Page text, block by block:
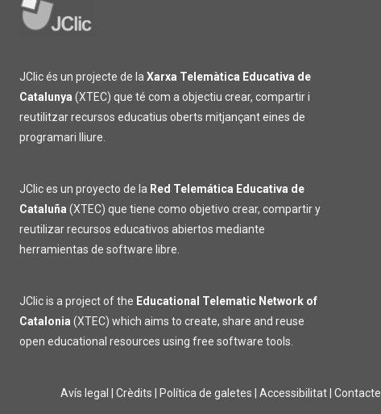
JClic és un projecte de la Xarxa Telemàtica Educativa de
Catalunya (XTEC) que té com a objectiu crear, compartir i
reutilitzar recursos educatius oberts mitjançant eines de
programari lliure.
JClic es un proyecto de la Red Telemática Educativa de
Cataluña (XTEC) que tiene como objetivo crear, compartir y
reutilizar recursos educativos abiertos mediante
herramientas de software libre.
JClic is a project of the Educational Telematic Network of
Catalonia (XTEC) which aims to create, share and reuse
open educational resources using free software tools.
Avís legal Crèdits Política de galetes Accessibilitat Contacte